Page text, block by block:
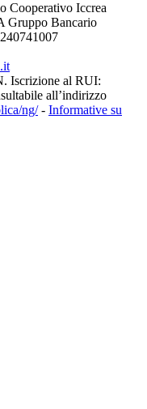
Cooperativo Iccrea
Gruppo Bancario
Iscrizione al RUI:
all’indirizzo
ng/- Informative su